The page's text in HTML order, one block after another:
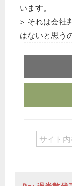
います。
> それは会社
はないと思う